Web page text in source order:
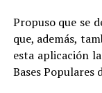
Propuso que se
que, además,
esta aplicación
Bases Populares